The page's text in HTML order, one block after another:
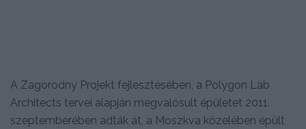
A Zagorodny Projekt fejlesztésében, a Polygon Lab
Architects tervei alapján megvalósult épületet 2011.
szeptemberében adták át, a Moszkva közelében épült